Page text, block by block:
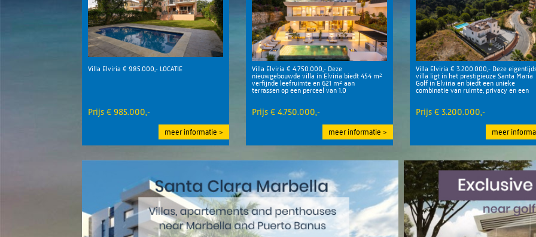
Villa Elviria € 985.000,- LOCATIE
Prijs € 985.000,-
meer informatie
Villa Elviria € 4.750.000,- Deze
nieuwgebouwde villa in Elviria biedt 454 m²
verfijnde leefruimte en 621 m² aan
terrassen op een perceel van 1.0
Prijs € 4.750.000,-
meer informatie
Villa Elviria € 3.200.000,- Deze
villa ligt in het prestigieuze Santa Maria
Golf in Elviria en biedt een unieke
combinatie van ruimte, privacy en een
Prijs € 3.200.000,-
meer